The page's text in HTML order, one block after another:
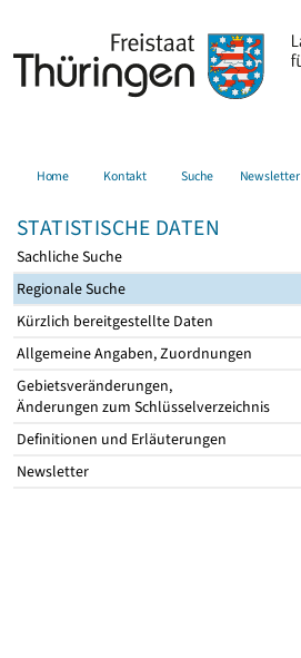
Home Kontakt Suche Newsletter
STATISTISCHE DATEN
Sachliche Suche
Regionale Suche
Kürzlich bereitgestellte Daten
Allgemeine Angaben, Zuordnungen
Gebietsveränderungen,
Änderungen zum Schlüsselverzeichnis
Definitionen und Erläuterungen
Newsletter